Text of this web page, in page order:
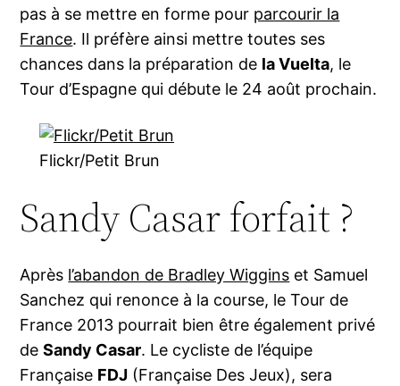
pas à se mettre en forme pour parcourir la
France. Il préfère ainsi mettre toutes ses
chances dans la préparation de la Vuelta, le
Tour d’Espagne qui débute le 24 août prochain.
Flickr/Petit Brun
Sandy Casar forfait ?
Après l’abandon de Bradley Wiggins et Samuel
Sanchez qui renonce à la course, le Tour de
France 2013 pourrait bien être également privé
deSandy Casar. Le cycliste de l’équipe
Française FDJ (Française Des Jeux), sera